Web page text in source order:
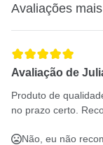
Avaliações
Avaliação de
Produto de
no prazo certo.
Não, eu não